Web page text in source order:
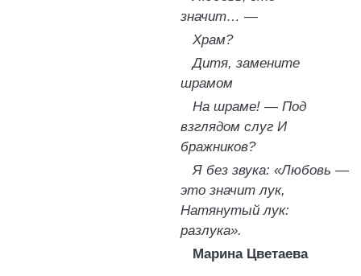
значит… —
Храм?
Дитя, замените
шрамом
На шраме! — Под
взглядом слуг И
бражников?
Я без звука: «Любовь —
это значит лук,
Натянутый лук:
разлука».
Марина Цветаева